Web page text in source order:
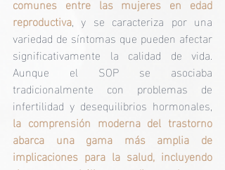
reproductiva, y se caracteriza por una
variedad de síntomas que pueden afectar
significativamente la calidad de vida.
Aunque el SOP se asociaba
tradicionalmente con problemas de
la comprensión moderna del trastorno
abarca una gama más amplia de
implicaciones para la salud, incluyendo